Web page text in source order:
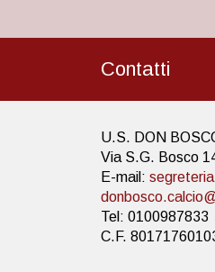
Contatti
U.S. DON
Via S.G. Bosco
E-mail:
Tel: 0100987833
C.F.